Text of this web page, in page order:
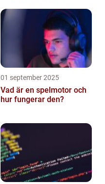
01 september 2025
Vad är en spelmotor och
hur fungerar den?